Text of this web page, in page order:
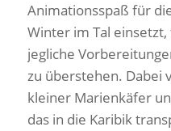
Animationsspaß für
Winter im Tal
jegliche
zu überstehen. Dabei
kleiner Marienkäfer
das in die Karibik